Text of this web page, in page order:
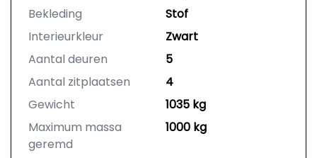
Bekleding
Stof
Interieurkleur
Zwart
Aantal deuren
5
Aantal zitplaatsen
4
Gewicht
1035 kg
Maximum massa
geremd
1000 kg